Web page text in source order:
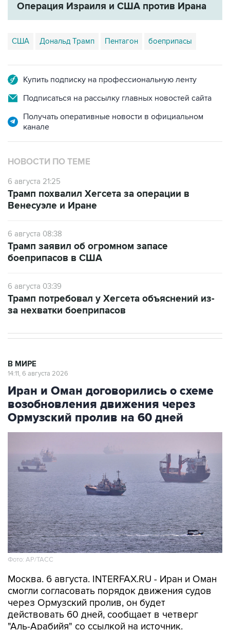
Операция Израиля и США против Ирана
США Дональд Трамп Пентагон боеприпасы
Купить подписку на профессиональную ленту
Подписаться на рассылку главных новостей сайта
Получать оперативные новости в официальном
канале
НОВОСТИ ПО ТЕМЕ
6 августа 21:25
Трамп похвалил Хегсета за операции в
Венесуэле и Иране
6 августа 08:38
Трамп заявил об огромном запасе
боеприпасов в США
6 августа 03:39
Трамп потребовал у Хегсета объяснений из-
за нехватки боеприпасов
В МИРЕ
14:11, 6 августа 2026
Иран и Оман договорились о схеме
возобновления движения через
Ормузский пролив на 60 дней
Фото: AP/ТАСС
Москва. 6 августа. INTERFAX.RU - Иран и Оман
смогли согласовать порядок движения судов
через Ормузский пролив, он будет
действовать 60 дней, сообщает в четверг
"Аль-Арабийя" со ссылкой на источник.